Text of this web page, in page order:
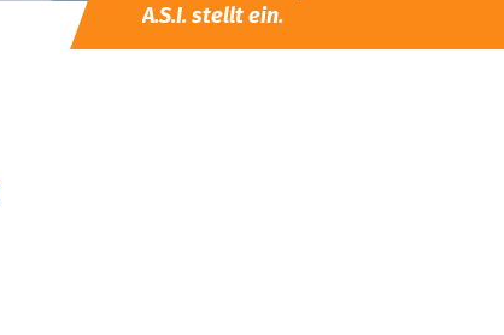
A.S.I. stellt ein.